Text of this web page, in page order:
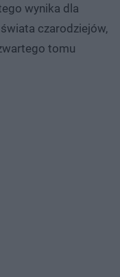
wynika dla
czarodziejów,
tomu